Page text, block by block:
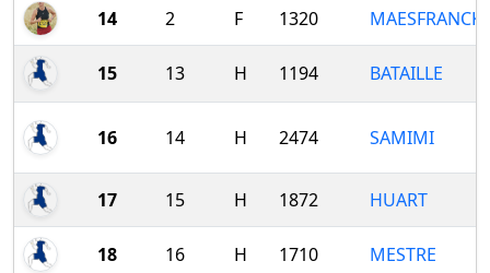
14 2 F 1320
15 13 H 1194 BATAILLE
16 14 H 2474 SAMIMI
17 15 H 1872 HUART
18 16 H 1710 MESTRE